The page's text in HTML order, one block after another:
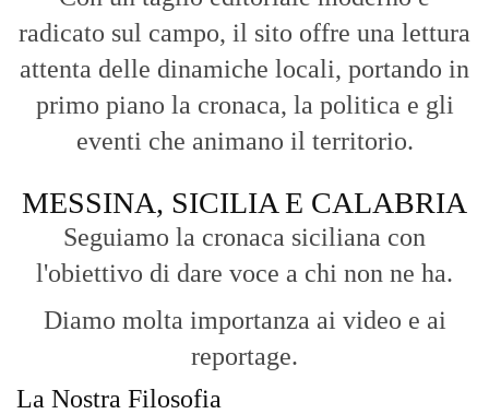
radicato sul campo, il sito offre una lettura
attenta delle dinamiche locali, portando in
primo piano la cronaca, la politica e gli
eventi che animano il territorio.
MESSINA, SICILIA E CALABRIA
Seguiamo la cronaca siciliana con
l'obiettivo di dare voce a chi non ne ha.
Diamo molta importanza ai video e ai
reportage.
La Nostra Filosofia